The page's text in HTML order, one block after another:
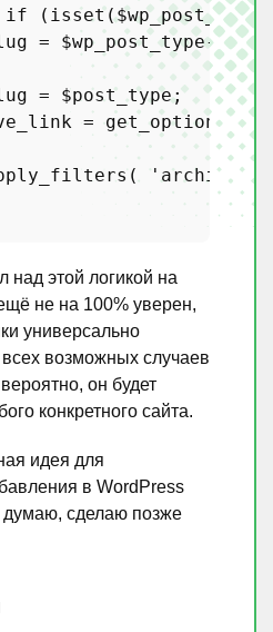
if ( isset($wp_post_type
= $wp_post_type-
= $post_type;
= get_option (
(
над этой логикой на
не на 100% уверен,
универсально
возможных случаев
он будет
конкретного сайта.
идея для
в WordPress
думаю, сделаю позже